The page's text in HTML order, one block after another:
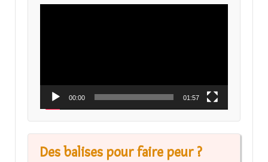
00:00 01:57
Des balises pour faire peur ?